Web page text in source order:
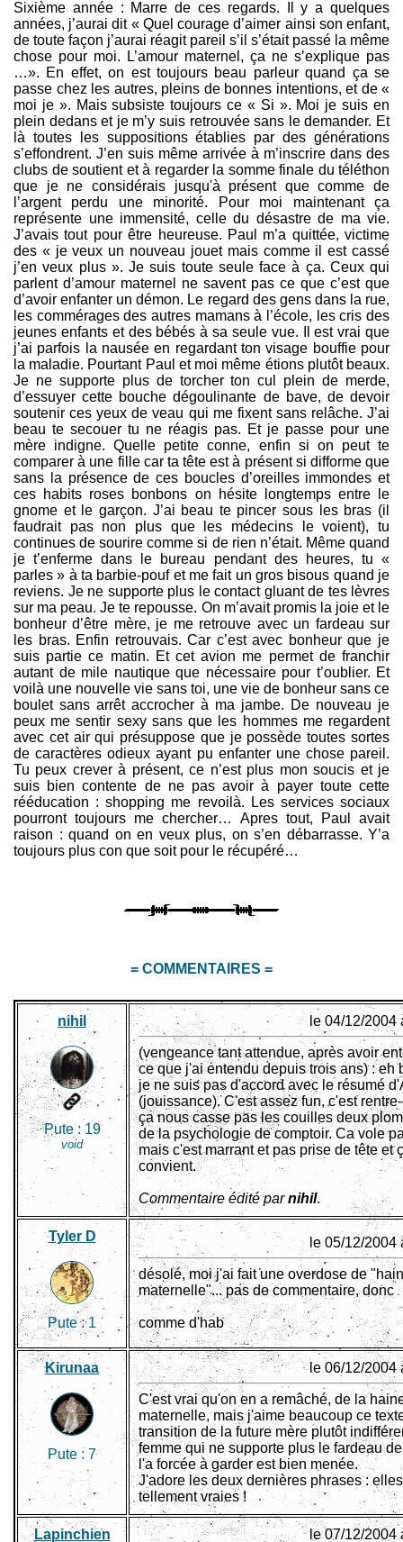
Sixième année : Marre de ces regards. Il y a quelques
années, j’aurai dit « Quel courage d’aimer ainsi son enfant,
de toute façon j’aurai réagit pareil s’il s’était passé la même
chose pour moi. L’amour maternel, ça ne s’explique pas
…». En effet, on est toujours beau parleur quand ça se
passe chez les autres, pleins de bonnes intentions, et de «
moi je ». Mais subsiste toujours ce « Si ». Moi je suis en
plein dedans et je m’y suis retrouvée sans le demander. Et
là toutes les suppositions établies par des générations
s’effondrent. J’en suis même arrivée à m’inscrire dans des
clubs de soutient et à regarder la somme finale du téléthon
que je ne considérais jusqu'à présent que comme de
l’argent perdu une minorité. Pour moi maintenant ça
représente une immensité, celle du désastre de ma vie.
J’avais tout pour être heureuse. Paul m’a quittée, victime
des « je veux un nouveau jouet mais comme il est cassé
j’en veux plus ». Je suis toute seule face à ça. Ceux qui
parlent d’amour maternel ne savent pas ce que c’est que
d’avoir enfanter un démon. Le regard des gens dans la rue,
les commérages des autres mamans à l’école, les cris des
jeunes enfants et des bébés à sa seule vue. Il est vrai que
j’ai parfois la nausée en regardant ton visage bouffie pour
la maladie. Pourtant Paul et moi même étions plutôt beaux.
Je ne supporte plus de torcher ton cul plein de merde,
d’essuyer cette bouche dégoulinante de bave, de devoir
soutenir ces yeux de veau qui me fixent sans relâche. J’ai
beau te secouer tu ne réagis pas. Et je passe pour une
mère indigne. Quelle petite conne, enfin si on peut te
comparer à une fille car ta tête est à présent si difforme que
sans la présence de ces boucles d’oreilles immondes et
ces habits roses bonbons on hésite longtemps entre le
gnome et le garçon. J’ai beau te pincer sous les bras (il
faudrait pas non plus que les médecins le voient), tu
continues de sourire comme si de rien n’était. Même quand
je t’enferme dans le bureau pendant des heures, tu «
parles » à ta barbie-pouf et me fait un gros bisous quand je
reviens. Je ne supporte plus le contact gluant de tes lèvres
sur ma peau. Je te repousse. On m’avait promis la joie et le
bonheur d’être mère, je me retrouve avec un fardeau sur
les bras. Enfin retrouvais. Car c’est avec bonheur que je
suis partie ce matin. Et cet avion me permet de franchir
autant de mile nautique que nécessaire pour t’oublier. Et
voilà une nouvelle vie sans toi, une vie de bonheur sans ce
boulet sans arrêt accrocher à ma jambe. De nouveau je
peux me sentir sexy sans que les hommes me regardent
avec cet air qui présuppose que je possède toutes sortes
de caractères odieux ayant pu enfanter une chose pareil.
Tu peux crever à présent, ce n’est plus mon soucis et je
suis bien contente de ne pas avoir à payer toute cette
rééducation : shopping me revoilà. Les services sociaux
pourront toujours me chercher… Apres tout, Paul avait
raison : quand on en veux plus, on s’en débarrasse. Y’a
toujours plus con que soit pour le récupéré…
= COMMENTAIRES =
nihil
Pute : 19
void
le 04/12/2004
(vengeance tant attendue, après avoir
ce que j'ai entendu depuis trois ans) : eh
je ne suis pas d'accord avec le résumé
(jouissance). C'est assez fun, c'est
ça nous casse pas les couilles deux
de la psychologie de comptoir. Ca vole
mais c'est marrant et pas prise de tête et
convient.
Commentaire édité parnihil.
Tyler D
Pute :1
le 05/12/2004
désolé, moi j'ai fait une overdose de
maternelle"... pas de commentaire, donc
comme d'hab
Kirunaa
Pute : 7
le 06/12/2004
C'est vrai qu'on en a remâché, de la
maternelle, mais j'aime beaucoup ce
transition de la future mère plutôt
femme qui ne supporte plus le fardeau
l'a forcée à garder est bien menée.
J'adore les deux dernières phrases :
tellement vraies !
Lapinchien le 07/12/2004